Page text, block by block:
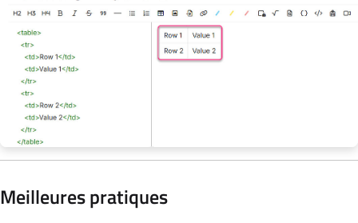
Meilleures pratiques